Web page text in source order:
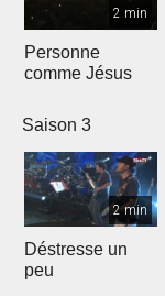
2 min
Personne
comme Jésus
Saison 3
2 min
Déstresse un
peu